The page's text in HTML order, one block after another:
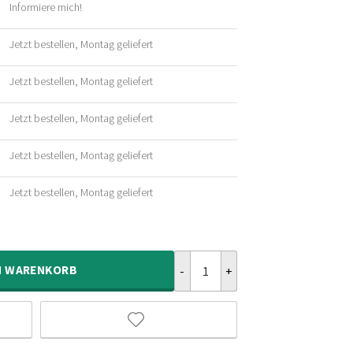
Informiere mich!
Jetzt bestellen, Montag geliefert
Jetzt bestellen, Montag geliefert
Jetzt bestellen, Montag geliefert
Jetzt bestellen, Montag geliefert
Jetzt bestellen, Montag geliefert
WARENKORB